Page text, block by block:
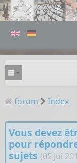
forum Index
Vous devez
pour
sujets (05 Jui